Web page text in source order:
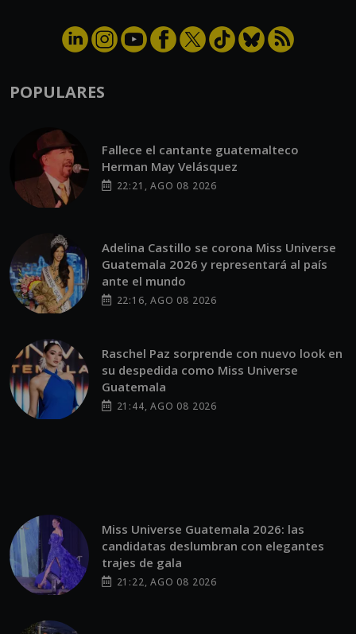
POPULARES
Fallece el cantante guatemalteco
Herman May Velásquez
22:21, AGO 08 2026
Adelina Castillo se corona Miss Universe
Guatemala 2026 y representará al país
ante el mundo
22:16, AGO 08 2026
Raschel Paz sorprende con nuevo look en
su despedida como Miss Universe
Guatemala
21:44, AGO 08 2026
Miss Universe Guatemala 2026: las
candidatas deslumbran con elegantes
trajes de gala
21:22, AGO 08 2026